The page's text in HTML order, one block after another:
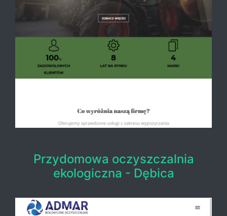
Przydomowa oczyszczalnia
ekologiczna - Dębica